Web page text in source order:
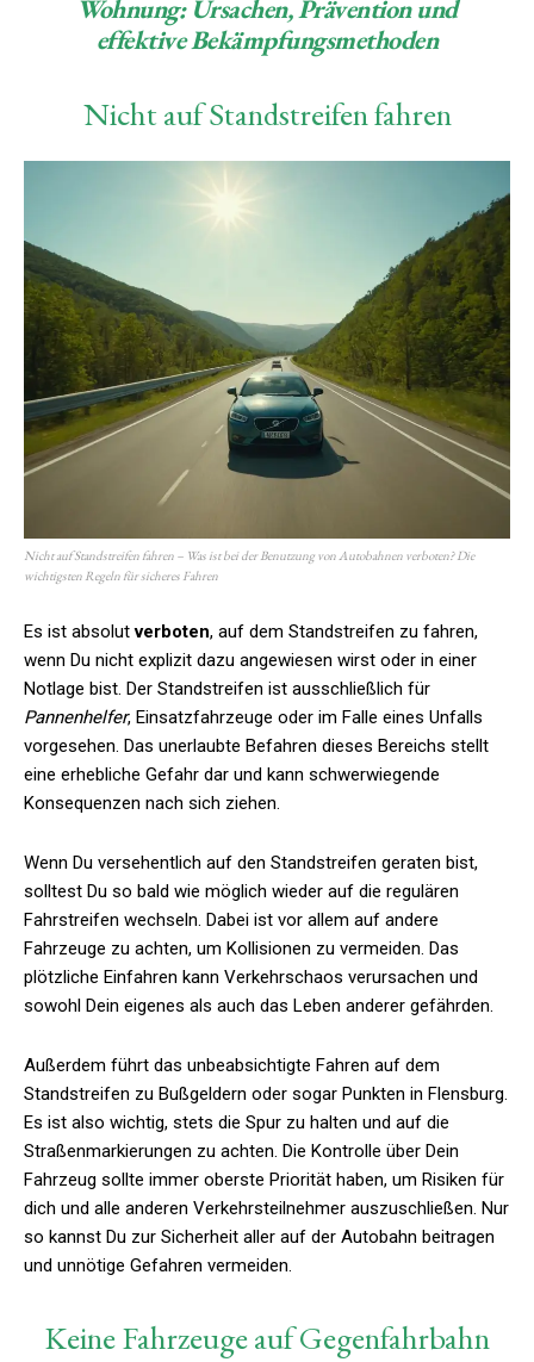
Wohnung: Ursachen, Prävention und
effektive Bekämpfungsmethoden
Nicht auf Standstreifen fahren
Nicht auf Standstreifen fahren – Was ist bei der Benutzung von Autobahnen verboten? Die
wichtigsten Regeln für sicheres Fahren
Es ist absolutverboten, auf dem Standstreifen zu fahren,
wenn Du nicht explizit dazu angewiesen wirst oder in einer
Notlage bist. Der Standstreifen ist ausschließlich für
Pannenhelfer, Einsatzfahrzeuge oder im Falle eines Unfalls
vorgesehen. Das unerlaubte Befahren dieses Bereichs stellt
eine erhebliche Gefahr dar und kann schwerwiegende
Konsequenzen nach sich ziehen.
Wenn Du versehentlich auf den Standstreifen geraten bist,
solltest Du so bald wie möglich wieder auf die regulären
Fahrstreifen wechseln. Dabei ist vor allem auf andere
Fahrzeuge zu achten, um Kollisionen zu vermeiden. Das
plötzliche Einfahren kann Verkehrschaos verursachen und
sowohl Dein eigenes als auch das Leben anderer gefährden.
Außerdem führt das unbeabsichtigte Fahren auf dem
Standstreifen zu Bußgeldern oder sogar Punkten in Flensburg.
Es ist also wichtig, stets die Spur zu halten und auf die
Straßenmarkierungen zu achten. Die Kontrolle über Dein
Fahrzeug sollte immer oberste Priorität haben, um Risiken für
dich und alle anderen Verkehrsteilnehmer auszuschließen. Nur
so kannst Du zur Sicherheit aller auf der Autobahn beitragen
und unnötige Gefahren vermeiden.
Keine Fahrzeuge auf Gegenfahrbahn